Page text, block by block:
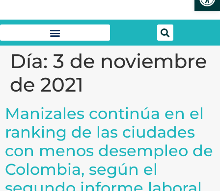
Día: 3 de noviembre
de 2021
Manizales continúa en el
ranking de las ciudades
con menos desempleo de
Colombia, según el